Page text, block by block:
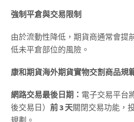
強制平倉與交易限制
由於流動性降低，期貨商通常會提
低未平倉部位的風險。
康和期貨海外期貨實物交割商品規
網路交易最後日期： 電子交易平台
後交易日）前3 天關閉交易功能，